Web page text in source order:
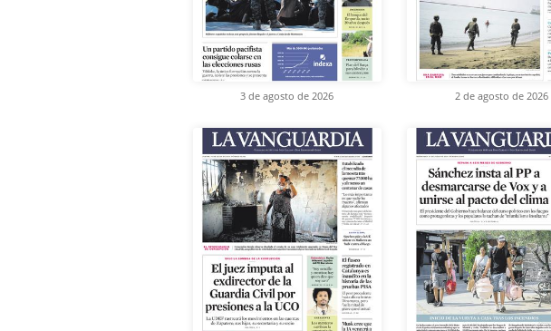
3 de agosto de 2026 2 de agosto de 2026